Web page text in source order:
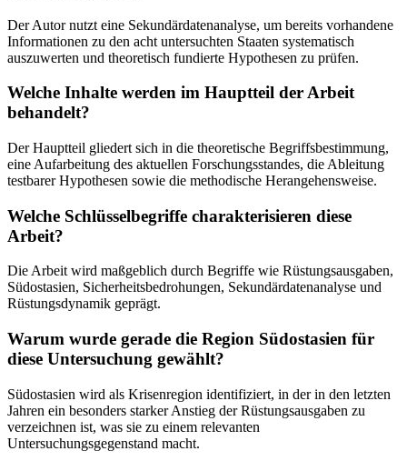
Der Autor nutzt eine Sekundärdatenanalyse, um bereits vorhandene
Informationen zu den acht untersuchten Staaten systematisch
auszuwerten und theoretisch fundierte Hypothesen zu prüfen.
Welche Inhalte werden im Hauptteil der Arbeit
behandelt?
Der Hauptteil gliedert sich in die theoretische Begriffsbestimmung,
eine Aufarbeitung des aktuellen Forschungsstandes, die Ableitung
testbarer Hypothesen sowie die methodische Herangehensweise.
Welche Schlüsselbegriffe charakterisieren diese
Arbeit?
Die Arbeit wird maßgeblich durch Begriffe wie Rüstungsausgaben,
Südostasien, Sicherheitsbedrohungen, Sekundärdatenanalyse und
Rüstungsdynamik geprägt.
Warum wurde gerade die Region Südostasien für
diese Untersuchung gewählt?
Südostasien wird als Krisenregion identifiziert, in der in den letzten
Jahren ein besonders starker Anstieg der Rüstungsausgaben zu
verzeichnen ist, was sie zu einem relevanten
Untersuchungsgegenstand macht.